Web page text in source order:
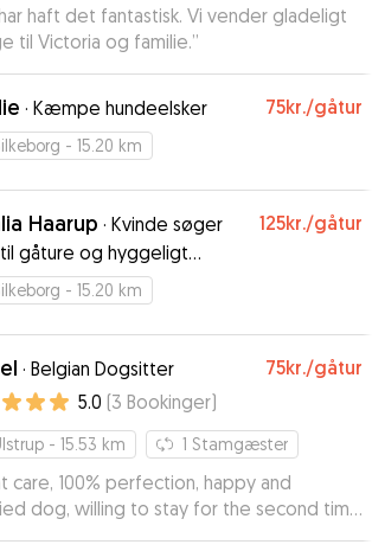
haft det fantastisk. Vi vender gladeligt
til Victoria og familie.”
· Kæmpe hundeelsker 75kr./gåtur
- 15.20 km
Haarup · Kvinde søger
gåture og hyggeligt
Bor i Silkeborg midtby.
125kr./gåtur
- 15.20 km
· Belgian Dogsitter 75kr./gåtur
5.0 (3 Bookinger)
- 15.53 km 1 Stamgæster
care, 100% perfection, happy and
dog, willing to stay for the second time
”